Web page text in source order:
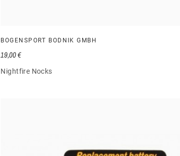
BOGENSPORT BODNIK GMBH
Nightfire Nocks
19,00 €